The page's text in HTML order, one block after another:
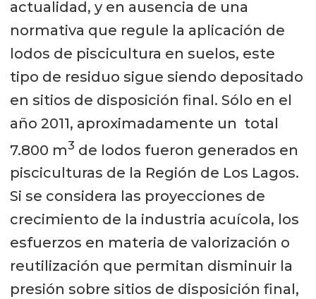
actualidad, y en ausencia de una
normativa que regule la aplicación de
lodos de piscicultura en suelos, este
tipo de residuo sigue siendo depositado
en sitios de disposición final. Sólo en el
año 2011, aproximadamente un total
7.800 m3 de lodos fueron generados en
pisciculturas de la Región de Los Lagos.
Si se considera las proyecciones de
crecimiento de la industria acuícola, los
esfuerzos en materia de valorización o
reutilización que permitan disminuir la
presión sobre sitios de disposición final,